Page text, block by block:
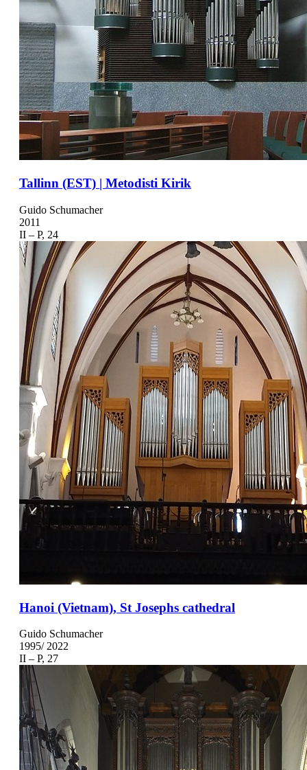
Tallinn (EST) | Metodisti Kirik
Guido Schumacher
2011
II – P, 24
Hanoi (Vietnam), St Josephs cathedral
Guido Schumacher
1995/ 2022
II – P, 27